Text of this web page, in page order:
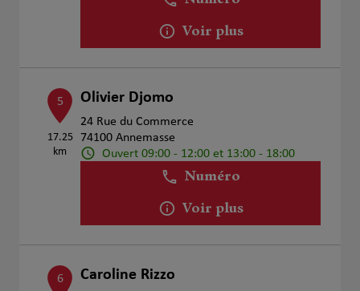
Voir plus
5
17.25
km
Olivier Djomo
24 Rue du Commerce
74100 Annemasse
Ouvert 09:00 - 12:00 et 13:00 - 18:00
Numéro
Voir plus
6 Caroline Rizzo